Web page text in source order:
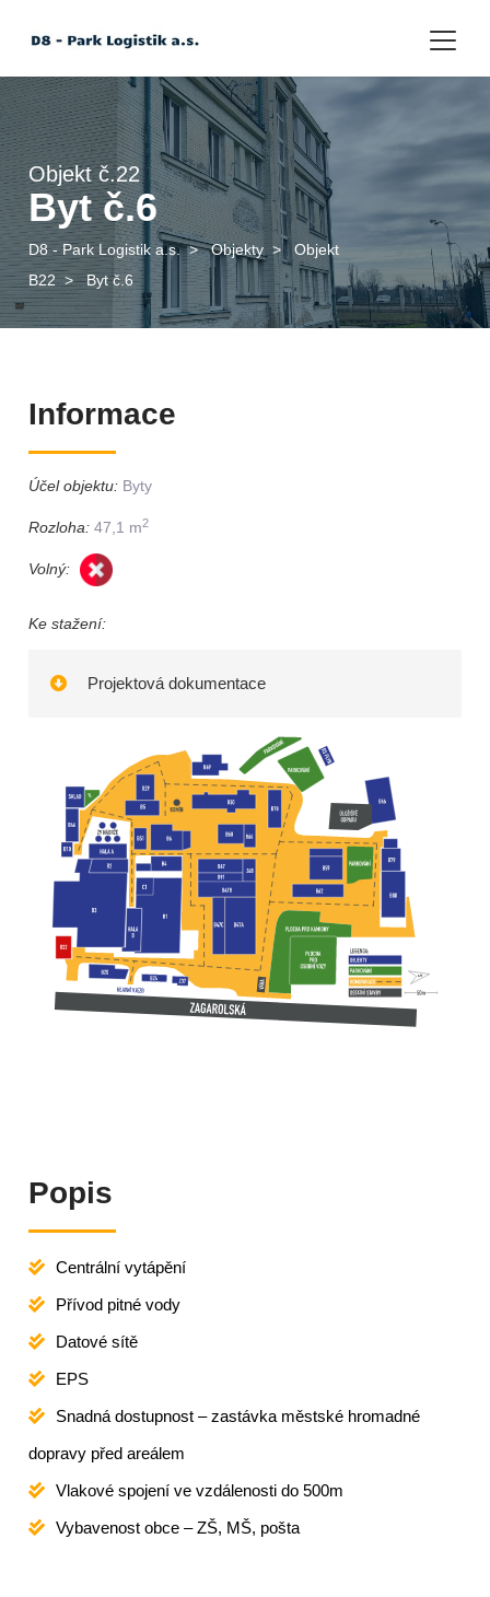
Objekt č.22
Byt č.6
D8 - Park Logistik a.s.>Objekty >Objekt
B22>Byt č.6
Informace
Účel objektu: Byty
Rozloha:47,1 m2
Volný:
Ke stažení:
Projektová dokumentace
Popis
Centrální vytápění
Přívod pitné vody
Datové sítě
EPS
Snadná dostupnost – zastávka městské hromadné
dopravy před areálem
Vlakové spojení ve vzdálenosti do 500m
Vybavenost obce – ZŠ, MŠ, pošta